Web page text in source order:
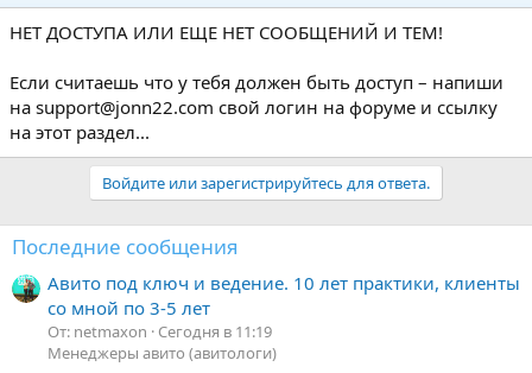
НЕТ ДОСТУПА ИЛИ ЕЩЕ НЕТ СООБЩЕНИЙ И ТЕМ!
Если считаешь что у тебя должен быть доступ – напиши
на support@jonn22.com свой логин на форуме и ссылку
на этот раздел...
Войдите или зарегистрируйтесь для ответа.
Последние сообщения
Авито под ключ и ведение. 10 лет практики, клиенты
со мной по 3-5 лет
От: netmaxon
Сегодня в 11:19
Менеджеры авито (авитологи)